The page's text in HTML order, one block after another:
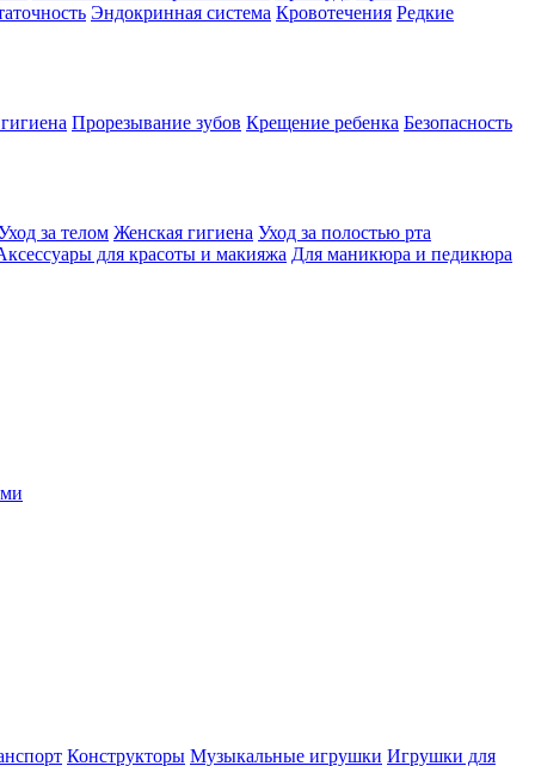
Эндокринная система Кровотечения Редкие
Прорезывание зубов Крещение ребенка Безопасность
за телом Женская гигиена Уход за полостью рта
для красоты и макияжа Для маникюра и педикюра
Конструкторы Музыкальные игрушки Игрушки для